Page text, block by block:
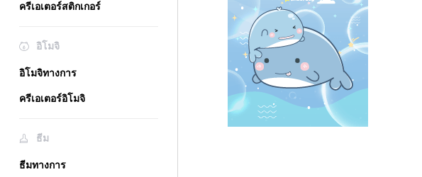
ครีเอเตอร์สติกเกอร์
อิโมจิ
อิโมจิทางการ
ครีเอเตอร์อิโมจิ
ธีม
ธีมทางการ